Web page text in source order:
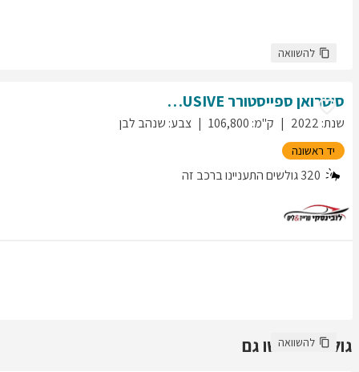
להשוואה
סיטרואןספייסטורר EXCLUSIVE
שנת:
2022 ק"מ:
106,800 צבע: שנהב לבן
יד ראשונה
320גולשים התעניינו ברכב זה
גולשים חיפשו גם
להשוואה